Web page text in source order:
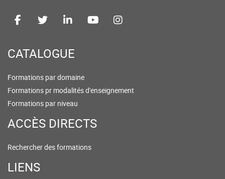
CATALOGUE
Formations par domaine
Formations pr modalités d'enseignement
Formations par niveau
ACCÈS DIRECTS
Rechercher des formations
LIENS